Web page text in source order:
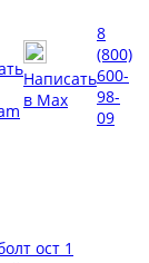
Написать
в Max
8
(800)
600-
98-
09
ост 1